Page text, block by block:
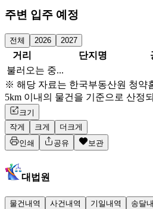
주변 입주 예정
전체 2026 2027
거리 단지명
불러오는 중...
※ 해당 자료는 한국부동산원 청약
5km 이내의 물건을 기준으로 산정
크기
작게
크게
더크게
인쇄
공유 보관
대법원
물건내역 사건내역 기일내역 송달